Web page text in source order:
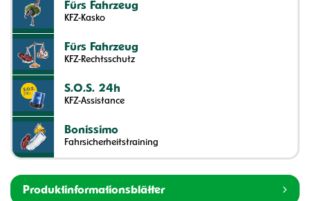
Fürs Fahrzeug
KFZ-Kasko
Fürs Fahrzeug
KFZ-Rechtsschutz
S.O.S. 24h
KFZ-Assistance
Bonissimo
Fahrsicherheitstraining
Produktinformationsblätter